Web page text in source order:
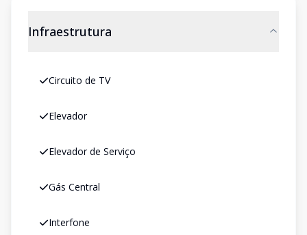
Infraestrutura
Circuito de TV
Elevador
Elevador de Serviço
Gás Central
Interfone